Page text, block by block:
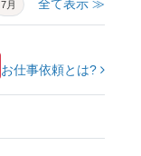
7月 全て表示 ≫
お仕事依頼とは?